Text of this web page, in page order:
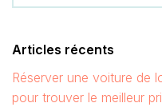
Articles récents
Réserver une voiture de
pour trouver le meilleur